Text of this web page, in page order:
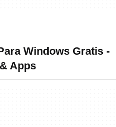
Windows Gratis -
Apps